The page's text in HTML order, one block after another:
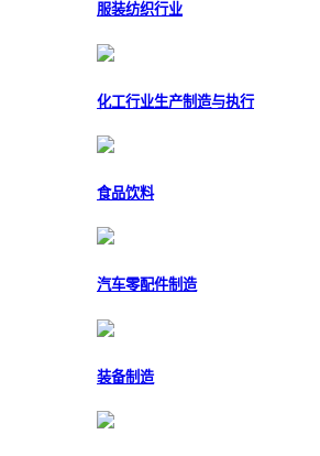
服装纺织行业
化工行业生产制造与执行
食品饮料
汽车零配件制造
装备制造